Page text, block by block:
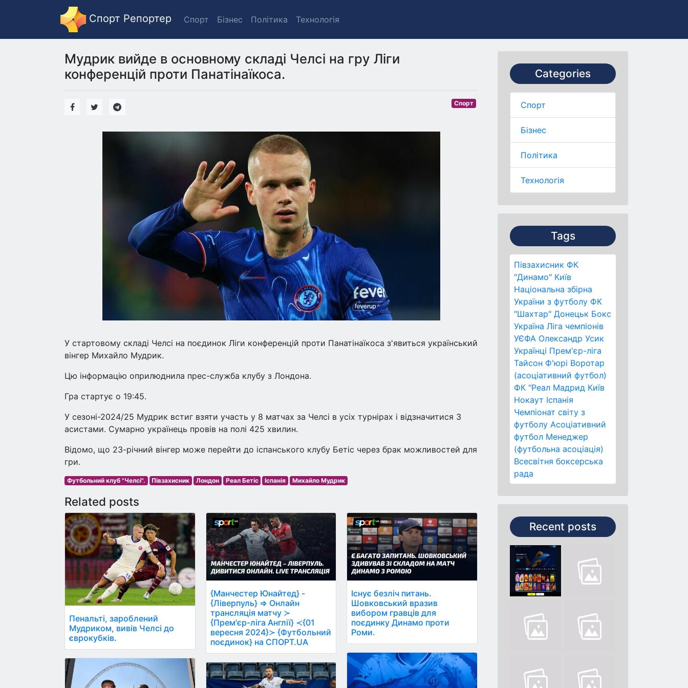
Спорт Репортер Спорт Бізнес Політика Технологія
Categories
Спорт
Бізнес
Політика
Технологія
Tags
Півзахисник ФК
"Динамо" Київ
Національна збірна
України з футболу ФК
"Шахтар" Донецьк Бокс
Україна Ліга чемпіонів
УЄФА Олександр Усик
Українці Прем'єр-ліга
Тайсон Ф'юрі Воротар
(асоціативний футбол)
ФК "Реал Мадрид Київ
Нокаут Іспанія
Чемпіонат світу з
футболу Асоціативний
футбол Менеджер
(футбольна асоціація)
Всесвітня боксерська
рада
Recent posts
Мудрик вийде в основному складі Челсі на гру Ліги
конференцій проти Панатінаїкоса.
Спорт
У стартовому складі Челсі на поєдинок Ліги конференцій проти Панатінаїкоса з'явиться український
вінгер Михайло Мудрик.
Цю інформацію оприлюднила прес-служба клубу з Лондона.
Гра стартує о 19:45.
У сезоні-2024/25 Мудрик встиг взяти участь у 8 матчах за Челсі в усіх турнірах і відзначитися 3
асистами. Сумарно українець провів на полі 425 хвилин.
Відомо, що 23-річний вінгер може перейти до іспанського клубу Бетіс через брак можливостей для
гри.
Футбольний клуб "Челсі". Півзахисник Лондон Реал Бетіс Іспанія Михайло Мудрик
Related posts
Пенальті, зароблений
Мудриком, вивів Челсі до
єврокубків.
{Манчестер Юнайтед} -
{Ліверпуль} ⇒ Онлайн
трансляція матчу ≻
{Прем'єр-ліга Англії} ≺{01
вересня 2024}≻ {Футбольний
поєдинок} на СПОРТ.UA
Існує безліч питань.
Шовковський вразив
вибором гравців для
поєдинку Динамо проти
Роми.